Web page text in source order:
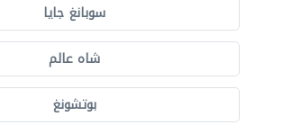
سوبانغ جايا
شاه عالم
بوتشونغ